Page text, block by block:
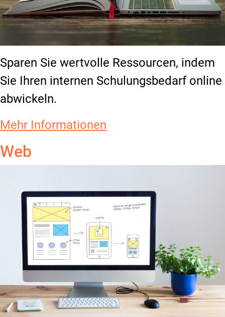
Sparen Sie wertvolle Ressourcen, indem
Sie Ihren internen Schulungsbedarf online
abwickeln.
Mehr Informationen
Web